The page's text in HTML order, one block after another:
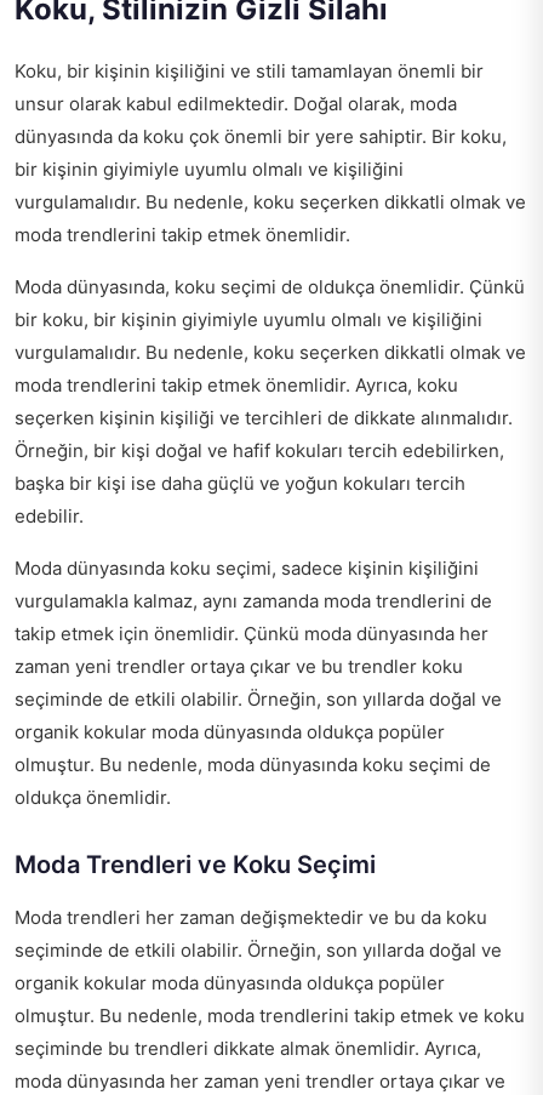
Koku, Stilinizin Gizli Silahı
Koku, bir kişinin kişiliğini ve stili tamamlayan önemli bir
unsur olarak kabul edilmektedir. Doğal olarak, moda
dünyasında da koku çok önemli bir yere sahiptir. Bir koku,
bir kişinin giyimiyle uyumlu olmalı ve kişiliğini
vurgulamalıdır. Bu nedenle, koku seçerken dikkatli olmak ve
moda trendlerini takip etmek önemlidir.
Moda dünyasında, koku seçimi de oldukça önemlidir. Çünkü
bir koku, bir kişinin giyimiyle uyumlu olmalı ve kişiliğini
vurgulamalıdır. Bu nedenle, koku seçerken dikkatli olmak ve
moda trendlerini takip etmek önemlidir. Ayrıca, koku
seçerken kişinin kişiliği ve tercihleri de dikkate alınmalıdır.
Örneğin, bir kişi doğal ve hafif kokuları tercih edebilirken,
başka bir kişi ise daha güçlü ve yoğun kokuları tercih
edebilir.
Moda dünyasında koku seçimi, sadece kişinin kişiliğini
vurgulamakla kalmaz, aynı zamanda moda trendlerini de
takip etmek için önemlidir. Çünkü moda dünyasında her
zaman yeni trendler ortaya çıkar ve bu trendler koku
seçiminde de etkili olabilir. Örneğin, son yıllarda doğal ve
organik kokular moda dünyasında oldukça popüler
olmuştur. Bu nedenle, moda dünyasında koku seçimi de
oldukça önemlidir.
Moda Trendleri ve Koku Seçimi
Moda trendleri her zaman değişmektedir ve bu da koku
seçiminde de etkili olabilir. Örneğin, son yıllarda doğal ve
organik kokular moda dünyasında oldukça popüler
olmuştur. Bu nedenle, moda trendlerini takip etmek ve koku
seçiminde bu trendleri dikkate almak önemlidir. Ayrıca,
moda dünyasında her zaman yeni trendler ortaya çıkar ve